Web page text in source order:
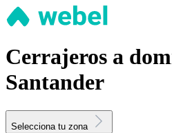
Cerrajeros a
Santander
Selecciona tu zona